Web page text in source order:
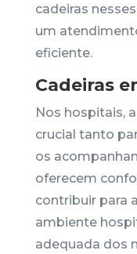
cadeiras
um
eficiente.
Cadeiras
Nos hospitais,
crucial tanto
os
oferecem
contribuir para
ambiente
adequada dos